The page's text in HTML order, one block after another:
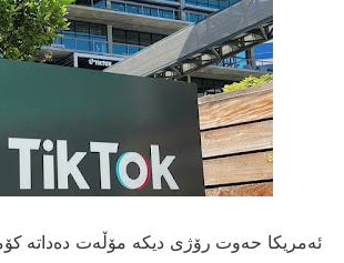
ئەمریکا حەوت رۆژی دیکە مۆڵەت دەداتە